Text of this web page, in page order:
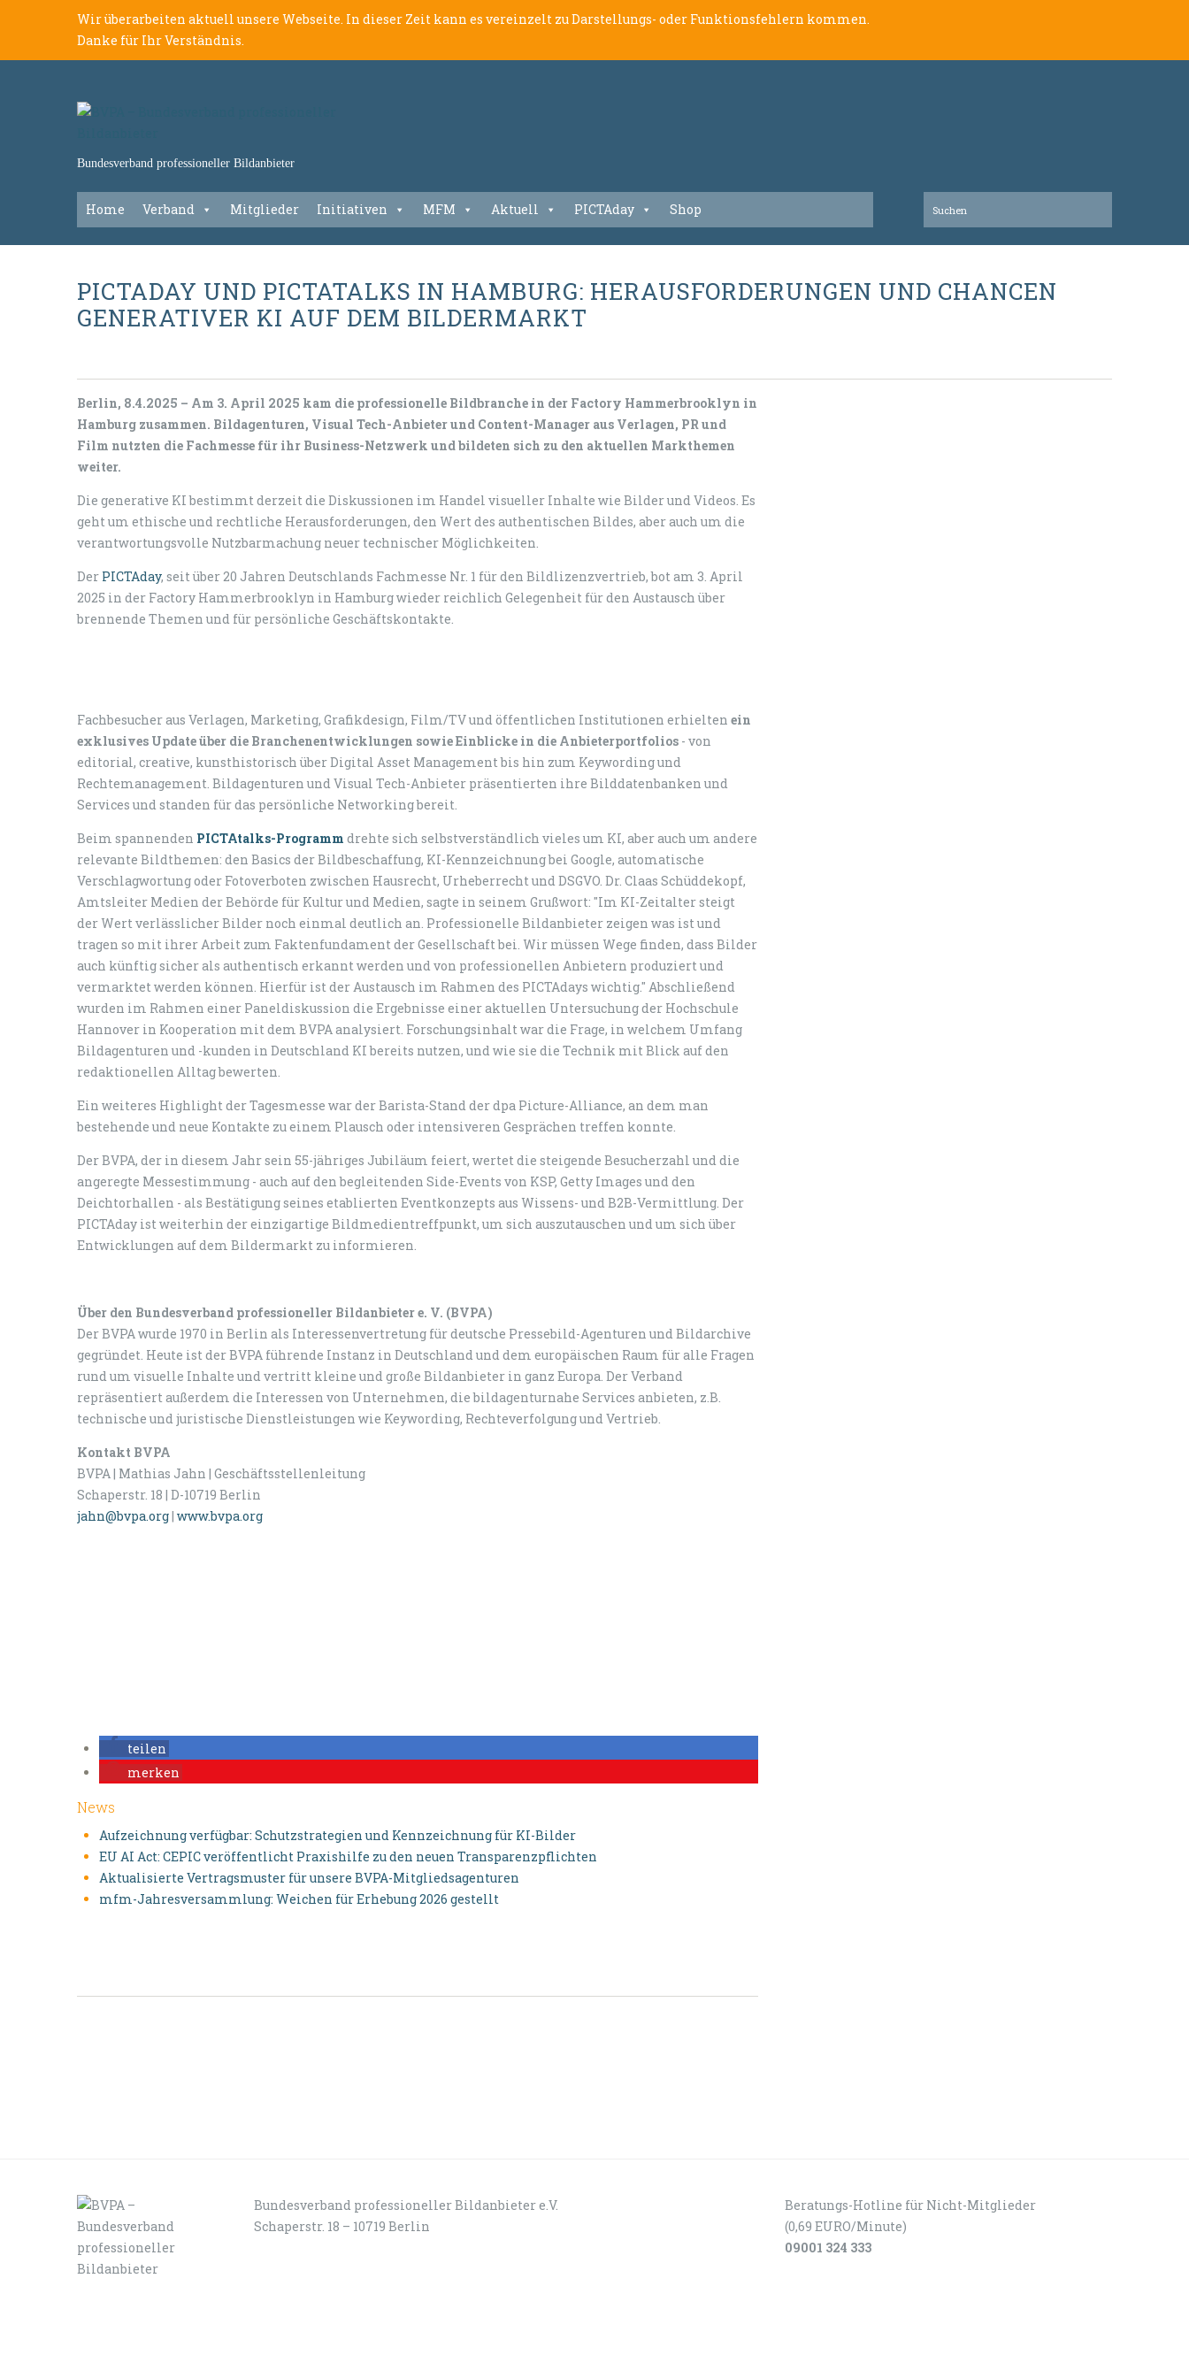
Wir überarbeiten aktuell unsere Webseite. In dieser Zeit kann es vereinzelt zu Darstellungs- oder Funktionsfehlern kommen.
Danke für Ihr Verständnis.
Bundesverband professioneller Bildanbieter
Home Verband Mitglieder Initiativen MFM Aktuell PICTAday Shop
PICTADAY UND PICTATALKS IN HAMBURG: HERAUSFORDERUNGEN UND CHANCEN
GENERATIVER KI AUF DEM BILDERMARKT
Berlin, 8.4.2025 – Am 3. April 2025 kam die professionelle Bildbranche in der Factory Hammerbrooklyn in
Hamburg zusammen. Bildagenturen, Visual Tech-Anbieter und Content-Manager aus Verlagen, PR und
Film nutzten die Fachmesse für ihr Business-Netzwerk und bildeten sich zu den aktuellen Markthemen
weiter.
Die generative KI bestimmt derzeit die Diskussionen im Handel visueller Inhalte wie Bilder und Videos. Es
geht um ethische und rechtliche Herausforderungen, den Wert des authentischen Bildes, aber auch um die
verantwortungsvolle Nutzbarmachung neuer technischer Möglichkeiten.
Der PICTAday, seit über 20 Jahren Deutschlands Fachmesse Nr. 1 für den Bildlizenzvertrieb, bot am 3. April
2025 in der Factory Hammerbrooklyn in Hamburg wieder reichlich Gelegenheit für den Austausch über
brennende Themen und für persönliche Geschäftskontakte.
Fachbesucher aus Verlagen, Marketing, Grafikdesign, Film/TV und öffentlichen Institutionen erhielten ein
exklusives Update über die Branchenentwicklungen sowie Einblicke in die Anbieterportfolios - von
editorial, creative, kunsthistorisch über Digital Asset Management bis hin zum Keywording und
Rechtemanagement. Bildagenturen und Visual Tech-Anbieter präsentierten ihre Bilddatenbanken und
Services und standen für das persönliche Networking bereit.
Beim spannenden PICTAtalks-Programm drehte sich selbstverständlich vieles um KI, aber auch um andere
relevante Bildthemen: den Basics der Bildbeschaffung, KI-Kennzeichnung bei Google, automatische
Verschlagwortung oder Fotoverboten zwischen Hausrecht, Urheberrecht und DSGVO. Dr. Claas Schüddekopf,
Amtsleiter Medien der Behörde für Kultur und Medien, sagte in seinem Grußwort: "Im KI-Zeitalter steigt
der Wert verlässlicher Bilder noch einmal deutlich an. Professionelle Bildanbieter zeigen was ist und
tragen so mit ihrer Arbeit zum Faktenfundament der Gesellschaft bei. Wir müssen Wege finden, dass Bilder
auch künftig sicher als authentisch erkannt werden und von professionellen Anbietern produziert und
vermarktet werden können. Hierfür ist der Austausch im Rahmen des PICTAdays wichtig." Abschließend
wurden im Rahmen einer Paneldiskussion die Ergebnisse einer aktuellen Untersuchung der Hochschule
Hannover in Kooperation mit dem BVPA analysiert. Forschungsinhalt war die Frage, in welchem Umfang
Bildagenturen und -kunden in Deutschland KI bereits nutzen, und wie sie die Technik mit Blick auf den
redaktionellen Alltag bewerten.
Ein weiteres Highlight der Tagesmesse war der Barista-Stand der dpa Picture-Alliance, an dem man
bestehende und neue Kontakte zu einem Plausch oder intensiveren Gesprächen treffen konnte.
Der BVPA, der in diesem Jahr sein 55-jähriges Jubiläum feiert, wertet die steigende Besucherzahl und die
angeregte Messestimmung - auch auf den begleitenden Side-Events von KSP, Getty Images und den
Deichtorhallen - als Bestätigung seines etablierten Eventkonzepts aus Wissens- und B2B-Vermittlung. Der
PICTAday ist weiterhin der einzigartige Bildmedientreffpunkt, um sich auszutauschen und um sich über
Entwicklungen auf dem Bildermarkt zu informieren.
Über den Bundesverband professioneller Bildanbieter e. V. (BVPA)
Der BVPA wurde 1970 in Berlin als Interessenvertretung für deutsche Pressebild-Agenturen und Bildarchive
gegründet. Heute ist der BVPA führende Instanz in Deutschland und dem europäischen Raum für alle Fragen
rund um visuelle Inhalte und vertritt kleine und große Bildanbieter in ganz Europa. Der Verband
repräsentiert außerdem die Interessen von Unternehmen, die bildagenturnahe Services anbieten, z.B.
technische und juristische Dienstleistungen wie Keywording, Rechteverfolgung und Vertrieb.
Kontakt BVPA
BVPA | Mathias Jahn | Geschäftsstellenleitung
Schaperstr. 18 | D-10719 Berlin
jahn@bvpa.org| www.bvpa.org
teilen
merken
News
Aufzeichnung verfügbar: Schutzstrategien und Kennzeichnung für KI-Bilder
EU AI Act: CEPIC veröffentlicht Praxishilfe zu den neuen Transparenzpflichten
Aktualisierte Vertragsmuster für unsere BVPA-Mitgliedsagenturen
mfm-Jahresversammlung: Weichen für Erhebung 2026 gestellt
Bundesverband professioneller Bildanbieter e.V.
Schaperstr. 18 – 10719 Berlin
Beratungs-Hotline für Nicht-Mitglieder
(0,69 EURO/Minute)
09001 324 333